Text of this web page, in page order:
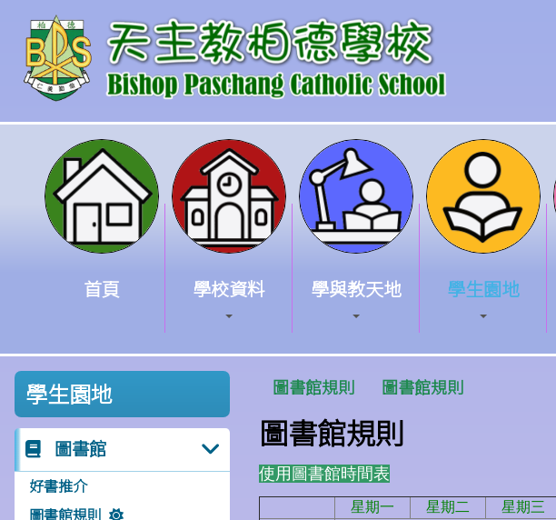
首頁 學校資料 學與教天地 學生園地
學生園地
圖書館
好書推介
圖書館規則
圖書館規則 圖書館規則
圖書館規則